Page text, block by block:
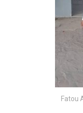
Fatou